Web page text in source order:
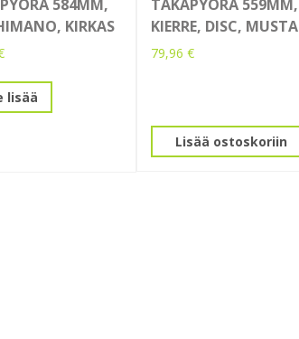
584MM,
KIRKAS
lisää
TAKAPYÖRÄ 559MM,
KIERRE, DISC, MUSTA
79,96 €
Lisää ostoskoriin